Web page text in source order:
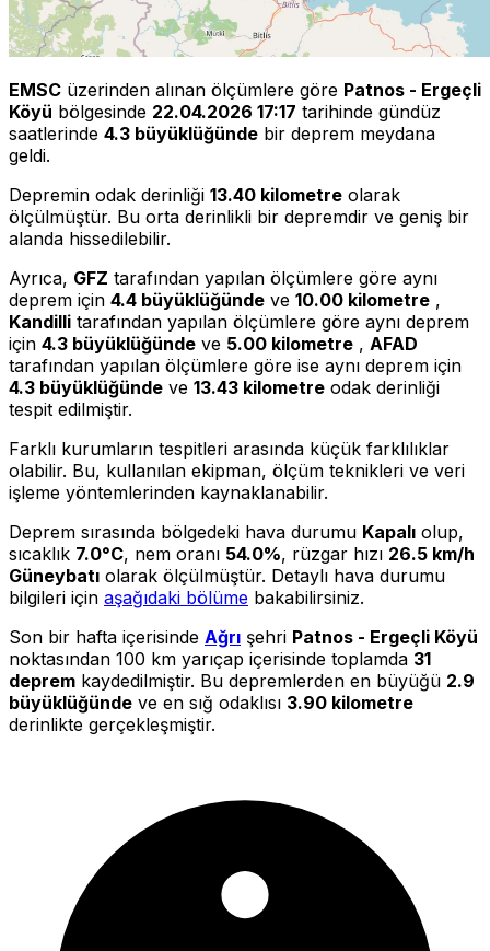
EMSC üzerinden alınan ölçümlere göre Patnos - Ergeçli
Köyü bölgesinde 22.04.2026 17:17 tarihinde gündüz
saatlerinde 4.3 büyüklüğünde bir deprem meydana
geldi.
Depremin odak derinliği 13.40 kilometre olarak
ölçülmüştür. Bu orta derinlikli bir depremdir ve geniş bir
alanda hissedilebilir.
Ayrıca, GFZ tarafından yapılan ölçümlere göre aynı
deprem için 4.4 büyüklüğünde ve 10.00 kilometre ,
Kandilli tarafından yapılan ölçümlere göre aynı deprem
için 4.3 büyüklüğünde ve 5.00 kilometre , AFAD
tarafından yapılan ölçümlere göre ise aynı deprem için
4.3 büyüklüğünde ve 13.43 kilometre odak derinliği
tespit edilmiştir.
Farklı kurumların tespitleri arasında küçük farklılıklar
olabilir. Bu, kullanılan ekipman, ölçüm teknikleri ve veri
işleme yöntemlerinden kaynaklanabilir.
Deprem sırasında bölgedeki hava durumu Kapalı olup,
sıcaklık 7.0°C, nem oranı 54.0%, rüzgar hızı 26.5 km/h
Güneybatı olarak ölçülmüştür. Detaylı hava durumu
bilgileri için aşağıdaki bölüme bakabilirsiniz.
Son bir hafta içerisinde Ağrı şehri Patnos - Ergeçli Köyü
noktasından 100 km yarıçap içerisinde toplamda 31
deprem kaydedilmiştir. Bu depremlerden en büyüğü 2.9
büyüklüğünde ve en sığ odaklısı 3.90 kilometre
derinlikte gerçekleşmiştir.